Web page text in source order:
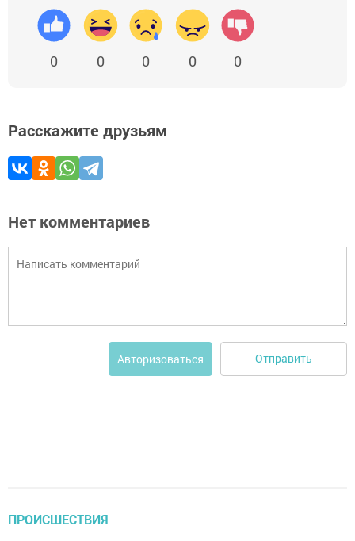
0 0 0 0 0
Расскажите друзьям
Нет комментариев
Авторизоваться Отправить
ПРОИСШЕСТВИЯ